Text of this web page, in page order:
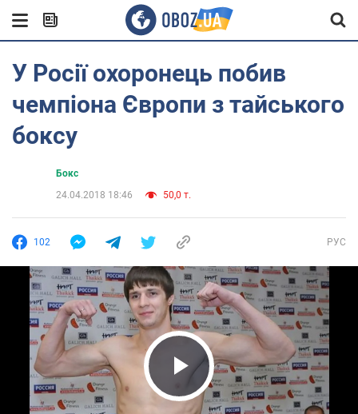
У Росії охоронець побив
чемпіона Європи з тайського
боксу
Бокс
24.04.2018 18:46
50,0 т.
102 РУС
Play Video